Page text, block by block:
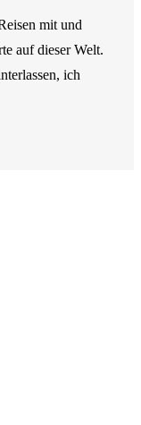
mit und
auf dieser Welt.
ich